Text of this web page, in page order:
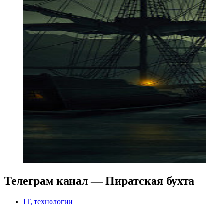
Телеграм канал — Пиратская бухта
IT, технологии